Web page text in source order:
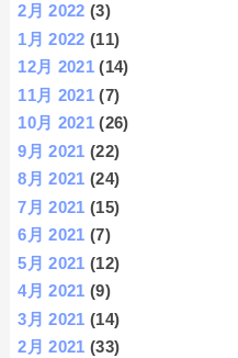
2月 2022 (3)
1月 2022 (11)
12月 2021 (14)
11月 2021 (7)
10月 2021 (26)
9月 2021 (22)
8月 2021 (24)
7月 2021 (15)
6月 2021 (7)
5月 2021 (12)
4月 2021 (9)
3月 2021 (14)
2月 2021 (33)